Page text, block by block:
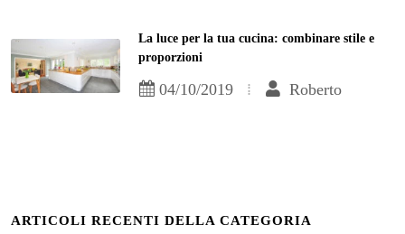
La luce per la tua cucina: combinare stile e
proporzioni
04/10/2019 Roberto
ARTICOLI RECENTI DELLA CATEGORIA